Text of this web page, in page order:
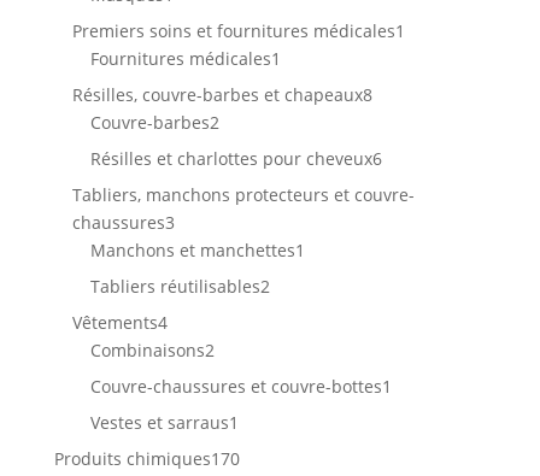
produit
Premiers soins et fournitures médicales1
Fournitures médicales1
produit
Résilles, couvre-barbes et chapeaux88
Couvre-barbes22
produits
Résilles et charlottes pour cheveux66
Tabliers, manchons protecteurs et couvre-
chaussures33
produits
Manchons et manchettes1
Tabliers réutilisables22
Vêtements44
produits
Combinaisons22
produits
Couvre-chaussures et couvre-bottes1
Vestes et sarraus1
produit
Produits chimiques170170